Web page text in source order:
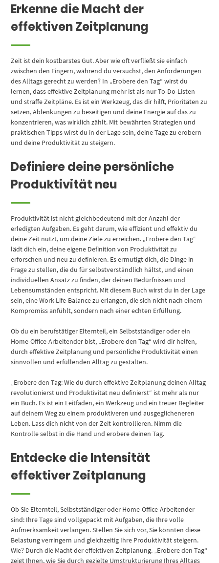
Erkenne die Macht der
effektiven Zeitplanung
Zeit ist dein kostbarstes Gut. Aber wie oft verfließt sie einfach
zwischen den Fingern, während du versuchst, den Anforderungen
des Alltags gerecht zu werden? In „Erobere den Tag“ wirst du
lernen, dass effektive Zeitplanung mehr ist als nur To-Do-Listen
und straffe Zeitpläne. Es ist ein Werkzeug, das dir hilft, Prioritäten zu
setzen, Ablenkungen zu beseitigen und deine Energie auf das zu
konzentrieren, was wirklich zählt. Mit bewährten Strategien und
praktischen Tipps wirst du in der Lage sein, deine Tage zu erobern
und deine Produktivität zu steigern.
Definiere deine persönliche
Produktivität neu
Produktivität ist nicht gleichbedeutend mit der Anzahl der
erledigten Aufgaben. Es geht darum, wie effizient und effektiv du
deine Zeit nutzt, um deine Ziele zu erreichen. „Erobere den Tag“
lädt dich ein, deine eigene Definition von Produktivität zu
erforschen und neu zu definieren. Es ermutigt dich, die Dinge in
Frage zu stellen, die du für selbstverständlich hältst, und einen
individuellen Ansatz zu finden, der deinen Bedürfnissen und
Lebensumständen entspricht. Mit diesem Buch wirst du in der Lage
sein, eine Work-Life-Balance zu erlangen, die sich nicht nach einem
Kompromiss anfühlt, sondern nach einer echten Erfüllung.
Ob du ein berufstätiger Elternteil, ein Selbstständiger oder ein
Home-Office-Arbeitender bist, „Erobere den Tag“ wird dir helfen,
durch effektive Zeitplanung und persönliche Produktivität einen
sinnvollen und erfüllenden Alltag zu gestalten.
„Erobere den Tag: Wie du durch effektive Zeitplanung deinen Alltag
revolutionierst und Produktivität neu definierst“ ist mehr als nur
ein Buch. Es ist ein Leitfaden, ein Werkzeug und ein treuer Begleiter
auf deinem Weg zu einem produktiveren und ausgeglicheneren
Leben. Lass dich nicht von der Zeit kontrollieren. Nimm die
Kontrolle selbst in die Hand und erobere deinen Tag.
Entdecke die Intensität
effektiver Zeitplanung
Ob Sie Elternteil, Selbstständiger oder Home-Office-Arbeitender
sind: Ihre Tage sind vollgepackt mit Aufgaben, die Ihre volle
Aufmerksamkeit verlangen. Stellen Sie sich vor, Sie könnten diese
Belastung verringern und gleichzeitig Ihre Produktivität steigern.
Wie? Durch die Macht der effektiven Zeitplanung. „Erobere den Tag“
zeigt Ihnen, wie Sie durch gezielte Umstrukturierung Ihres Alltags